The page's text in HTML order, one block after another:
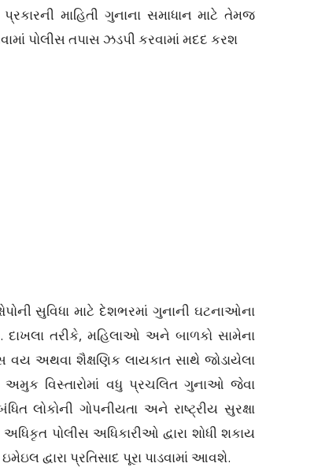
માહિતી ગુનાના સમાધાન માટે તેમજ
પોલીસ તપાસ ઝડપી કરવામાં મદદ કરશ
સુવિધા માટે દેશભરમાં ગુનાની ઘટનાઓના
દાખલા તરીકે, મહિલાઓ અને બાળકો સામેના
અથવા શૈક્ષણિક લાયકાત સાથે જોડાયેલા
વિસ્તારોમાં વધુ પ્રચલિત ગુનાઓ જેવા
લોકોની ગોપનીયતા અને રાષ્ટ્રીય સુરક્ષા
પોલીસ અધિકારીઓ દ્વારા શોધી શકાય
દ્વારા પ્રતિસાદ પૂરા પાડવામાં આવશે.